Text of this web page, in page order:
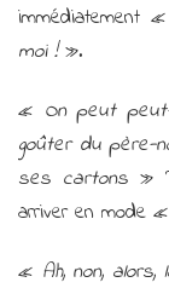
immédiatement «
moi !».
« On peut
goûter du père-
ses cartons »
arriver en mode
« Ah, non,